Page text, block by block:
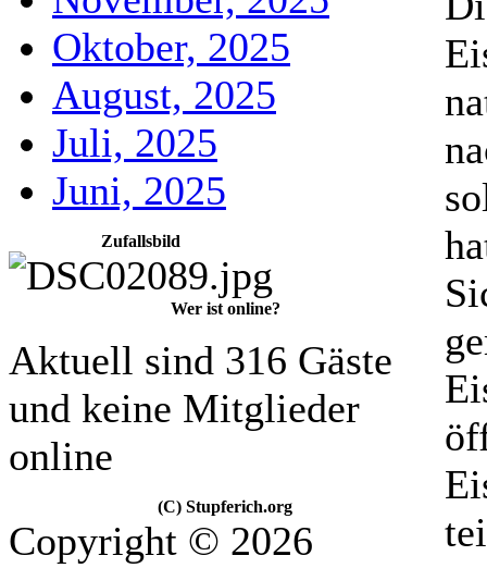
Oktober, 2025
August, 2025
Juli, 2025
Juni, 2025
Zufallsbild
Wer ist online?
Aktuell sind 316 Gäste
und keine Mitglieder
online
(C) Stupferich.org
Copyright © 2026